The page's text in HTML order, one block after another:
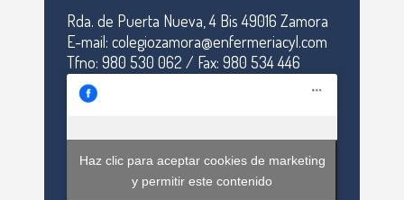
Rda. de Puerta Nueva, 4 Bis 49016 Zamora
E-mail: colegiozamora@enfermeriacyl.com
Tfno: 980 530 062 / Fax: 980 534 446
Haz clic para aceptar cookies de marketing
y permitir este contenido